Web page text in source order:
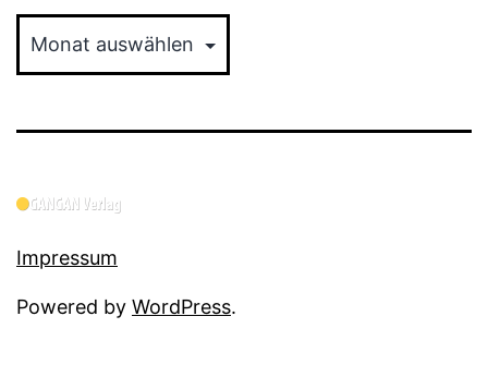
Impressum
Powered by WordPress.